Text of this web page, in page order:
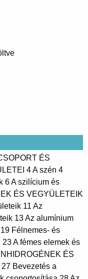
ÉS
4 A szén 4
6 A szilícium és
ÉS VEGYÜLETEIK
11 Az
13 Az alumínium
Félnemes- és
A fémes elemek és
ÉS
Bevezetés a